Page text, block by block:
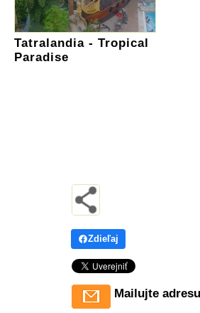
Tatralandia - Tropical
Paradise
Zdieľaj
Mailujte